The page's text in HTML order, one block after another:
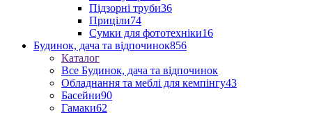
Підзорні труби36
Приціли74
Сумки для фототехніки16
Будинок, дача та відпочинок856
Каталог
Все Будинок, дача та відпочинок
Обладнання та меблі для кемпінгу43
Басейни90
Гамаки62